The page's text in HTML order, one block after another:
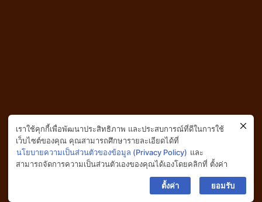
เราใช้คุกกี้เพื่อพัฒนาประสิทธิภาพ และประสบการณ์ที่ดีในการใช้
เว็บไซต์ของคุณ คุณสามารถศึกษารายละเอียดได้ที่
นโยบายความเป็นส่วนตัวของข้อมูล (Privacy Policy) และ
สามารถจัดการความเป็นส่วนตัวเองของคุณได้เองโดยคลิกที่ ตั้งค่า
ตั้งค่า ยอมรับ